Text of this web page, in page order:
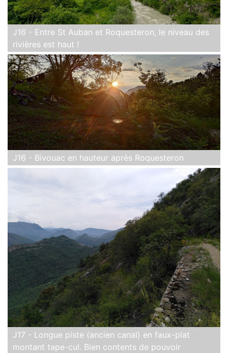
J16 - Entre St Auban et Roquesteron, le niveau des
rivières est haut !
J16 - Bivouac en hauteur après Roquesteron
J17 - Longue piste (ancien canal) en faux-plat
montant tape-cul. Bien contents de pouvoir